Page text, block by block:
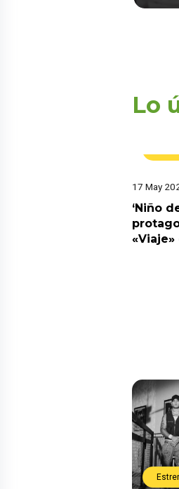
Lo
17 May
‘Niño
«Viaje»